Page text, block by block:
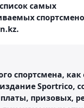
самых
спортсмена,
Sportrico,
призовых,